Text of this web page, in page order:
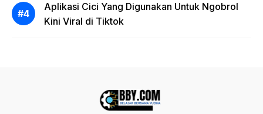
Aplikasi Cici Yang Digunakan Untuk Ngobrol
Kini Viral di Tiktok